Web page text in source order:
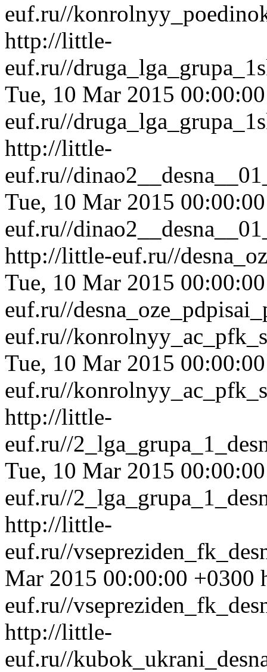
euf.ru//
http://little-
euf.ru//
Tue, 10 Mar 2015
euf.ru//
http://little-
euf.ru//
Tue, 10 Mar 2015
euf.ru//
http://little-euf.ru//
Tue, 10 Mar 2015
euf.ru//
euf.ru//
Tue, 10 Mar 2015
euf.ru//
http://little-
euf.ru//
Tue, 10 Mar 2015
euf.ru//
http://little-
euf.ru//
Mar 2015 00:00:00 +0300
euf.ru//
http://little-
euf.ru//